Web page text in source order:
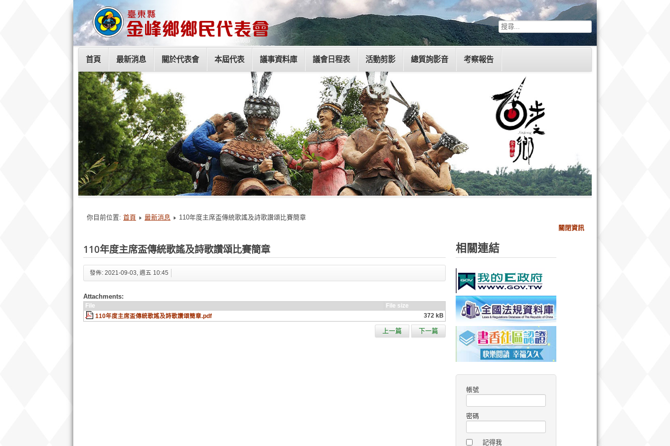
首頁 最新消息 關於代表會 本屆代表 議事資料庫 議會日程表 活動剪影 總質詢影音 考察報告
你目前位置: 首頁 最新消息 110年度主席盃傳統歌謠及詩歌讚頌比賽簡章
110年度主席盃傳統歌謠及詩歌讚頌比賽簡章
發佈: 2021-09-03, 週五 10:45
Attachments:
File
File size
110年度主席盃傳統歌謠及詩歌讚頌簡章.pdf
372 kB
上一篇 下一篇
關閉資訊
相關連結
帳號
密碼
記得我